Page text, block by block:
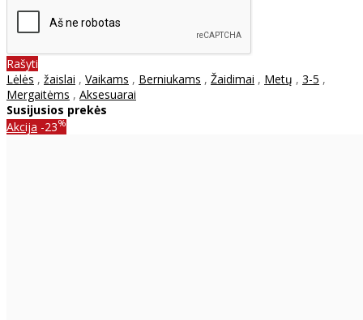
Rašyti
Lėlės , žaislai , Vaikams , Berniukams , Žaidimai , Metų , 3-5 ,
Mergaitėms , Aksesuarai
Susijusios prekės
Akcija -23%